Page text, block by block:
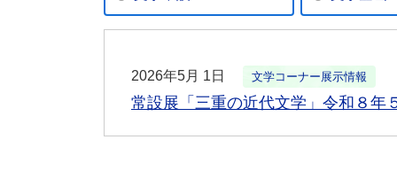
2026年5月 1日 文学コーナー展示情報
常設展「三重の近代文学」令和８年